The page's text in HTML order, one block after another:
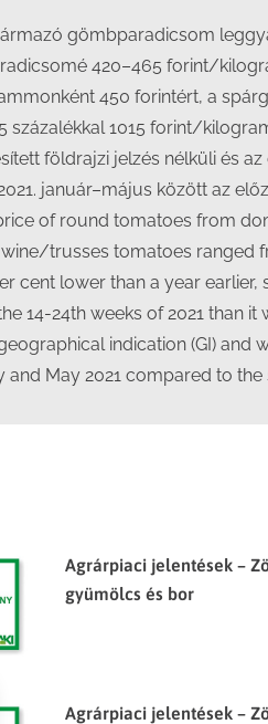
gömbparadicsom
420–465 forint/
450 forintért, a
százalékkal 1015 forint/
földrajzi jelzés nélküli és
január–május között az
of round tomatoes from
trusses tomatoes
cent lower than a year
14-24th weeks of 2021 than
indication (GI)
May 2021 compared to
Agrárpiaci jelentések –
gyümölcs és bor
Agrárpiaci jelentések –